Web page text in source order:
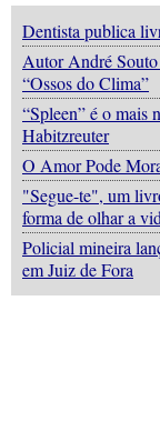
Dentista publica
Autor André Souto
“Ossos do Clima”
“Spleen” é o mais
Habitzreuter
O Amor Pode
"Segue-te", um
forma de olhar a
Policial mineira
em Juiz de Fora